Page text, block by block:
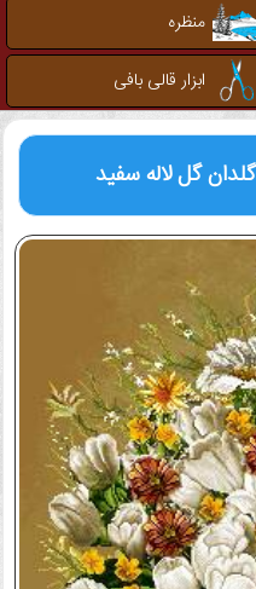
منظره
ابزار قالی بافی
گلدان گل لاله سفید